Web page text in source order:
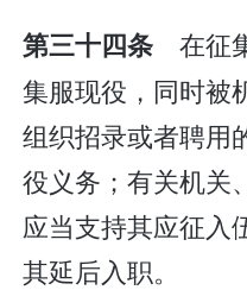
第三十四条 在征
集服现役，同时被
组织招录或者聘用
役义务；有关机关
应当支持其应征入
其延后入职。